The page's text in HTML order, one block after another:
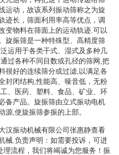
运动，故该系列振动筛称之为旋
迹长，筛面利用率高等优点，调
变物料在筛面上的运动轨迹.可以
旋振筛是一种特殊型、高精度筛
运用于各类干式、湿式及多种几
过各种不同目数或孔径的筛网,把
很好的连续筛分或过滤,以满足各
封闭结构,性能高、噪音低，无粉
、医药、塑料、食品、矿业、环
备产品。旋振筛由立式振动电机
源,使旋振筛参振的上部。
汉振动机械有限公司张惠静查看
械.负责声明：如需要投诉，可进
理流程，我们将竭诚为您服务！振